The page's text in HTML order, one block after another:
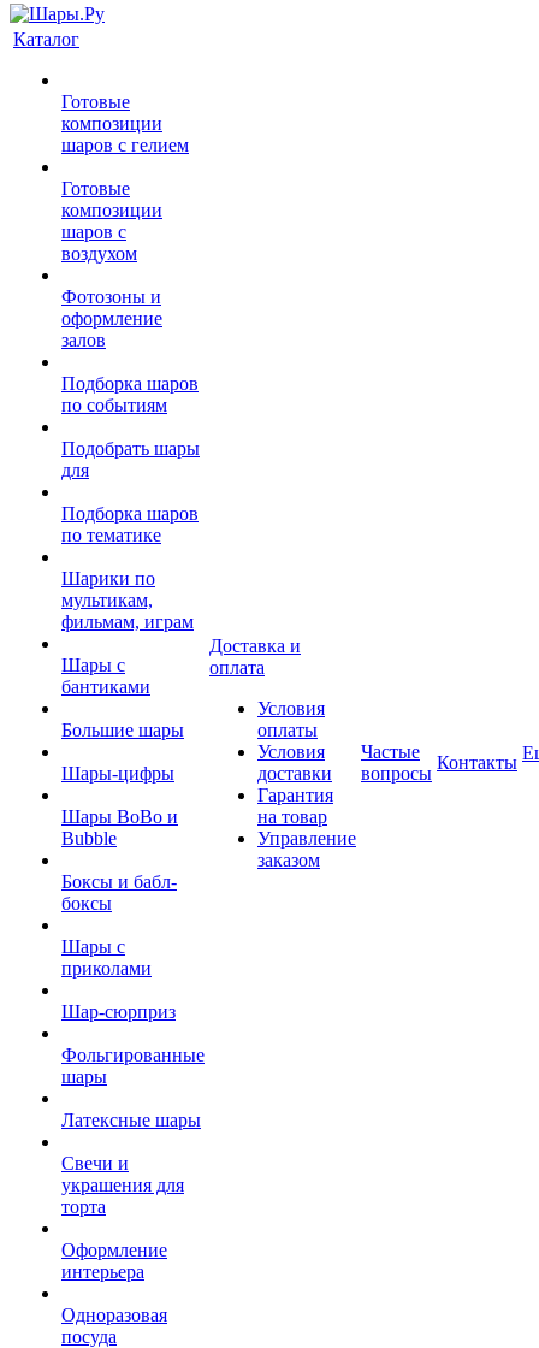
Каталог
Готовые
композиции
шаров с гелием
Готовые
композиции
шаров с
воздухом
Фотозоны и
оформление
залов
Подборка шаров
по событиям
Подобрать шары
для
Подборка шаров
по тематике
Шарики по
мультикам,
фильмам, играм
Шары с
бантиками
Большие шары
Шары-цифры
Шары BoBo и
Bubble
Боксы и бабл-
боксы
Шары с
приколами
Шар-сюрприз
Фольгированные
шары
Латексные шары
Свечи и
украшения для
торта
Оформление
интерьера
Одноразовая
посуда
Доставка и
оплата
Условия
оплаты
Условия
доставки
Гарантия
на товар
Управление
заказом
Частые
вопросы
Контакты